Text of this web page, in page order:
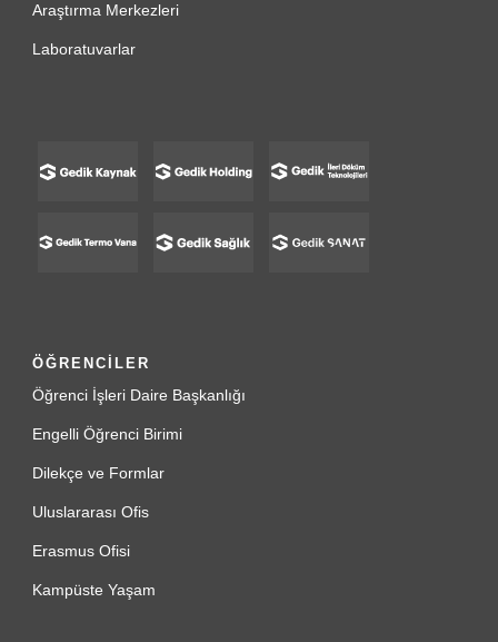
Araştırma Merkezleri
Laboratuvarlar
ÖĞRENCİLER
Öğrenci İşleri Daire Başkanlığı
Engelli Öğrenci Birimi
Dilekçe ve Formlar
Uluslararası Ofis
Erasmus Ofisi
Kampüste Yaşam